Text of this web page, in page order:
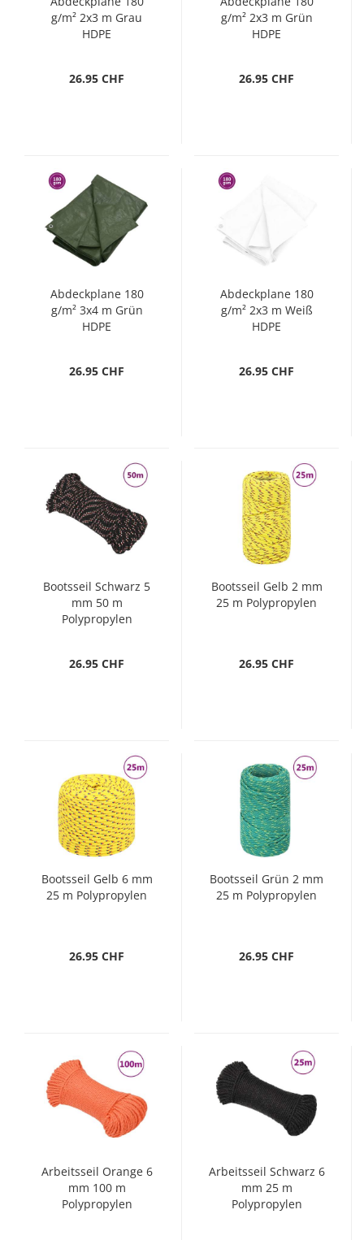
g/m² 2x3 m Grau
HDPE
26.95 CHF
g/m² 2x3 m Grün
HDPE
26.95 CHF
Abdeckplane 180
g/m² 3x4 m Grün
HDPE
26.95 CHF
Abdeckplane 180
g/m² 2x3 m Weiß
HDPE
26.95 CHF
Bootsseil Schwarz 5
mm 50 m
Polypropylen
26.95 CHF
Bootsseil Gelb 2 mm
25 m Polypropylen
26.95 CHF
Bootsseil Gelb 6 mm
25 m Polypropylen
26.95 CHF
Bootsseil Grün 2 mm
25 m Polypropylen
26.95 CHF
Arbeitsseil Orange 6
mm 100 m
Polypropylen
Arbeitsseil Schwarz 6
mm 25 m
Polypropylen